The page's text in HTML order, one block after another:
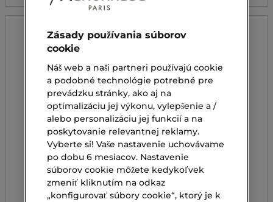
Zásady používania súborov
cookie
Náš web a naši partneri používajú cookie
a podobné technológie potrebné pre
prevádzku stránky, ako aj na
optimalizáciu jej výkonu, vylepšenie a /
alebo personalizáciu jej funkcií a na
poskytovanie relevantnej reklamy.
Vyberte si! Vaše nastavenie uchovávame
po dobu 6 mesiacov. Nastavenie
súborov cookie môžete kedykoľvek
zmeniť kliknutím na odkaz
„konfigurovať súbory cookie“, ktorý je k